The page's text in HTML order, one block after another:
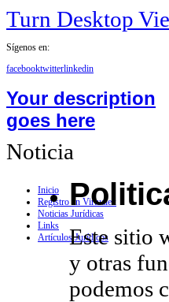
Turn Desktop
Sígenos en:
facebooktwitterlinkedin
Your description
goes here
Inicio
Registro en Virtualex
Noticias Jurídicas
Links
Artículos Jurídicos
Noticia
Este sitio
y otras
podemos